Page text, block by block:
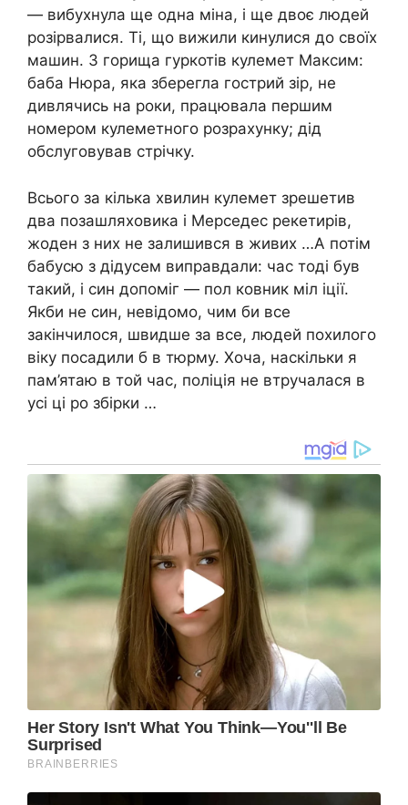
— вибухнула ще одна міна, і ще двоє людей
розірвалися. Ті, що вижили кинулися до своїх
машин. З горища гуркотів кулемет Максим:
баба Нюра, яка зберегла гострий зір, не
дивлячись на роки, працювала першим
номером кулеметного розрахунку; дід
обслуговував стрічку.
Всього за кілька хвилин кулемет зрешетив
два позашляховика і Мерседес рекетирів,
жоден з них не залишився в живих …А потім
бабусю з дідусем виправдали: час тоді був
такий, і син допоміг — пол ковник міл іції.
Якби не син, невідомо, чим би все
закінчилося, швидше за все, людей похилого
віку посадили б в тюрму. Хоча, наскільки я
пам’ятаю в той час, поліція не втручалася в
усі ці ро збірки …